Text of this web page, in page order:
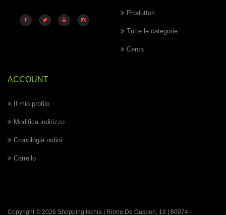
Produttori
Tutte le categorie
Cerca
ACCOUNT
Il mio profilo
Modifica indirizzo
Cronologia ordini
Carrello
Copyright © 2026 Shopping Ischia | Rione De Gasperi, 19 | 80074 -